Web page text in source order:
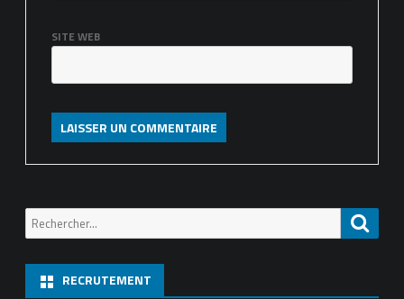
SITE WEB
Recherche
pour:
RECRUTEMENT